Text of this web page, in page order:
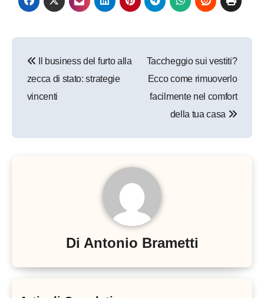
articoli
Il business del furto alla
zecca di stato: strategie
vincenti
Taccheggio sui vestiti?
Ecco come rimuoverlo
facilmente nel comfort
della tua casa
Di Antonio Brametti